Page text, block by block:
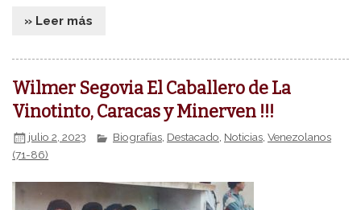
» Leer más
Wilmer Segovia El Caballero de La
Vinotinto, Caracas y Minerven !!!
julio 2, 2023 Biografías, Destacado, Noticias,Venezolanos
(71-86)